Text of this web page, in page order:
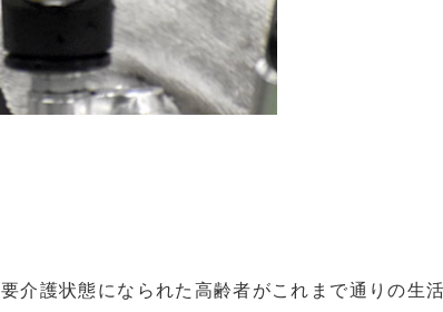
要介護状態になられた高齢者がこれまで通りの生